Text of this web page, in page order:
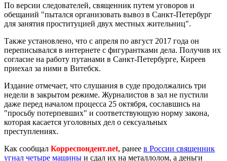
По версии следователей, священник путем уговоров и
обещаний "пытался организовать вывоз в Санкт-Петербург
для занятия проституцией двух местных жительниц".
Также установлено, что с апреля по август 2017 года он
переписывался в интернете с фигурантками дела. Получив их
согласие на работу путанами в Санкт-Петербурге, Киреев
приехал за ними в Витебск.
Издание отмечает, что слушания в суде продолжались три
недели в закрытом режиме. Журналистов в зал не пустили
даже перед началом процесса 25 октября, сославшись на
"просьбу потерпевших" и соответствующую норму закона,
которая касается уголовных дел о сексуальных
преступлениях.
Как сообщал Корреспондент.net, ранее в России священник
угнал четыре машины и сдал их на металлолом, а деньги